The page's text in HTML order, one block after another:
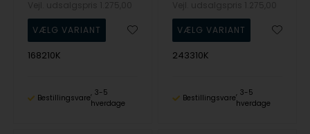
168210K
Bestillingsvare
3-5
hverdage
243310K
Bestillingsvare
3-5
hverdage